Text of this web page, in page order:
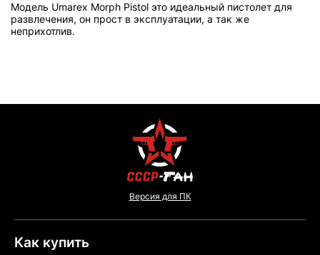
Модель Umarex Morph Pistol это идеальный пистолет для
развлечения, он прост в эксплуатации, а так же
неприхотлив.
Версия для ПК
Как купить